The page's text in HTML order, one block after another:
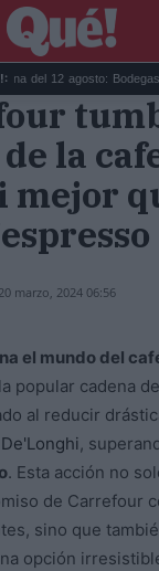
12 agosto: Bodegas C...
la
mejor
20 marzo, 2024 06:56
el mundo del
popular cadena
al reducir
,
. Esta acción no
de Carrefour
sino que
opción